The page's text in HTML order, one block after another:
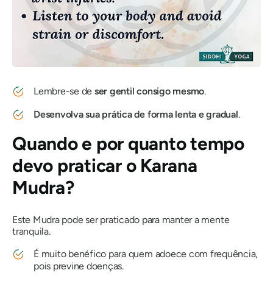
Lembre-se de ser gentil consigo mesmo.
Desenvolva sua prática de forma lenta e gradual.
Quando e por quanto tempo
devo praticar o Karana
Mudra?
Este Mudrapode ser praticado para manter a mente
tranquila.
É muito benéfico para quem adoece com frequência,
pois previne doenças.